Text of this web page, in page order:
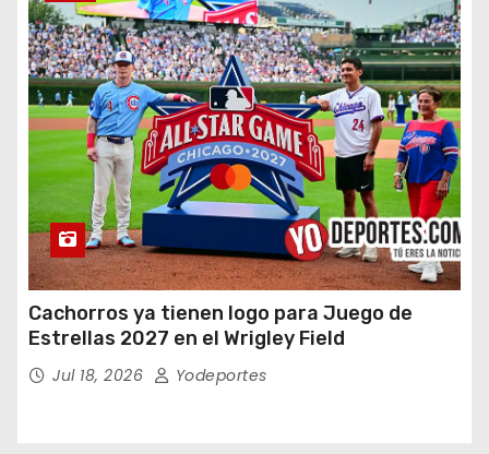
Cachorros ya tienen logo para Juego de
Estrellas 2027 en el Wrigley Field
Jul 18, 2026 Yodeportes